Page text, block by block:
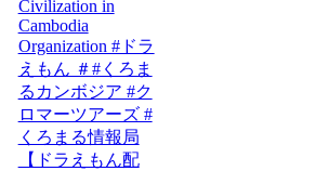
【ドラえもん配